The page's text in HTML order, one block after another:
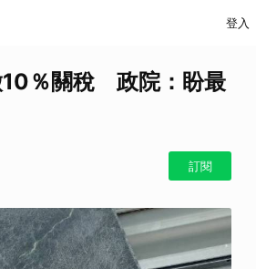
登入
10％關稅 政院：盼最
訂閱